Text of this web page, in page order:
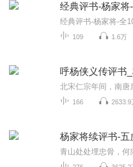
经典评书-杨家将
经典评书-杨家将-全
109 1.6万
呼杨侠义传评书
166 2633.9
杨家将续评书-五